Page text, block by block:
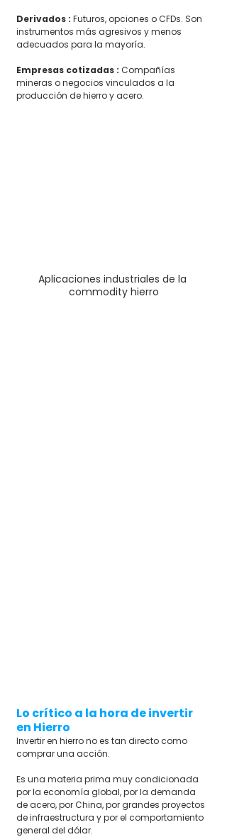
Derivados : Futuros, opciones o CFDs. Son
instrumentos más agresivos y menos
adecuados para la mayoría.
Empresas cotizadas : Compañías
mineras o negocios vinculados a la
producción de hierro y acero.
Aplicaciones industriales de la
commodity hierro
Lo crítico a la hora de invertir
en Hierro
Invertir en hierro no es tan directo como
comprar una acción.
Es una materia prima muy condicionada
por la economía global, por la demanda
de acero, por China, por grandes proyectos
de infraestructura y por el comportamiento
general del dólar.